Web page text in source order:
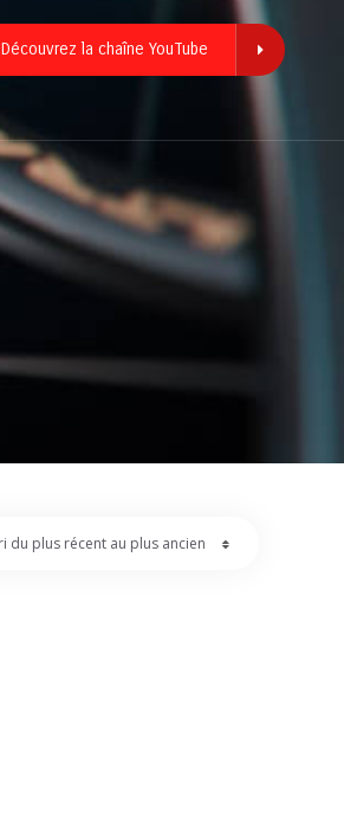
Découvrez la chaîne YouTube